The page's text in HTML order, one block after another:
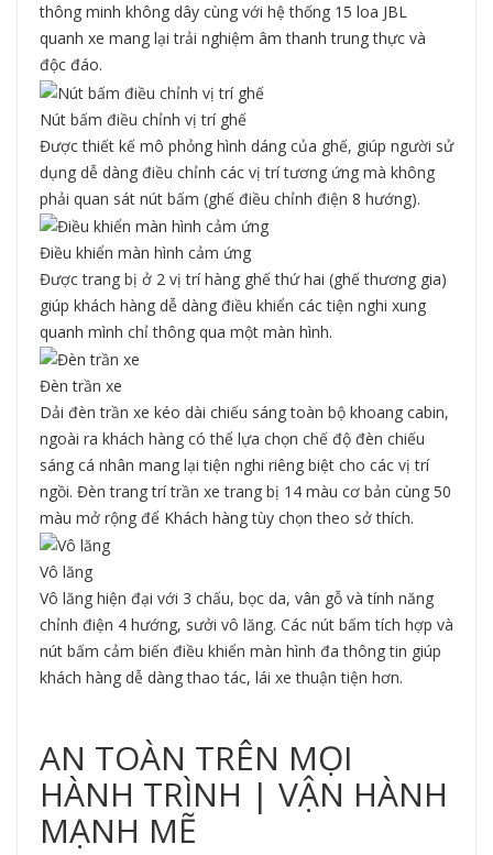
thông minh không dây cùng với hệ thống 15 loa JBL
quanh xe mang lại trải nghiệm âm thanh trung thực và
độc đáo.
Nút bấm điều chỉnh vị trí ghế
Được thiết kế mô phỏng hình dáng của ghế, giúp người sử
dụng dễ dàng điều chỉnh các vị trí tương ứng mà không
phải quan sát nút bấm (ghế điều chỉnh điện 8 hướng).
Điều khiển màn hình cảm ứng
Được trang bị ở 2 vị trí hàng ghế thứ hai (ghế thương gia)
giúp khách hàng dễ dàng điều khiển các tiện nghi xung
quanh mình chỉ thông qua một màn hình.
Đèn trần xe
Dải đèn trần xe kéo dài chiếu sáng toàn bộ khoang cabin,
ngoài ra khách hàng có thể lựa chọn chế độ đèn chiếu
sáng cá nhân mang lại tiện nghi riêng biệt cho các vị trí
ngồi. Đèn trang trí trần xe trang bị 14 màu cơ bản cùng 50
màu mở rộng để Khách hàng tùy chọn theo sở thích.
Vô lăng
Vô lăng hiện đại với 3 chấu, bọc da, vân gỗ và tính năng
chỉnh điện 4 hướng, sưởi vô lăng. Các nút bấm tích hợp và
nút bấm cảm biến điều khiển màn hình đa thông tin giúp
khách hàng dễ dàng thao tác, lái xe thuận tiện hơn.
AN TOÀN TRÊN MỌI
HÀNH TRÌNH | VẬN HÀNH
MẠNH MẼ